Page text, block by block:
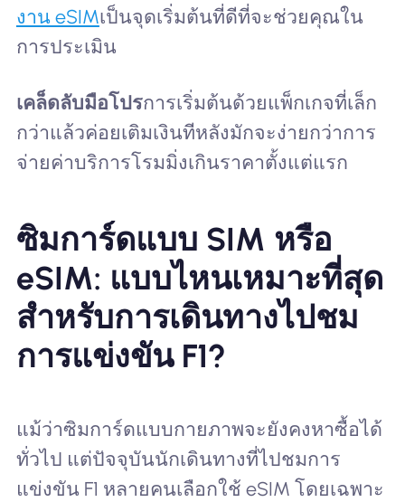
งาน eSIMเป็นจุดเริ่มต้นที่ดีที่จะช่วยคุณใน
การประเมิน
เคล็ดลับมือโปรการเริ่มต้นด้วยแพ็กเกจที่เล็ก
กว่าแล้วค่อยเติมเงินทีหลังมักจะง่ายกว่าการ
จ่ายค่าบริการโรมมิ่งเกินราคาตั้งแต่แรก
ซิมการ์ดแบบ SIM หรือ
eSIM: แบบไหนเหมาะที่สุด
สำหรับการเดินทางไปชม
การแข่งขัน F1?
แม้ว่าซิมการ์ดแบบกายภาพจะยังคงหาซื้อได้
ทั่วไป แต่ปัจจุบันนักเดินทางที่ไปชมการ
แข่งขัน F1 หลายคนเลือกใช้ eSIM โดยเฉพาะ